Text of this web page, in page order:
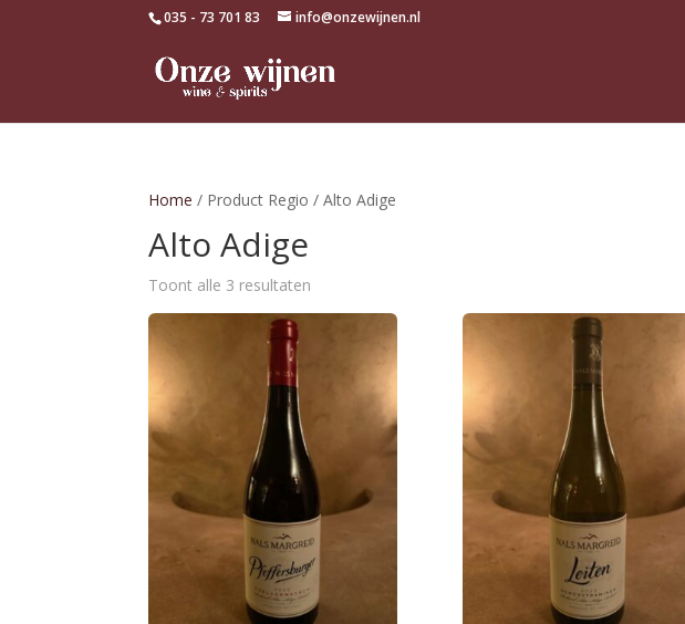
035 - 73 701 83 info@onzewijnen.nl
Home / Product Regio / Alto Adige
Alto Adige
Toont alle 3 resultaten